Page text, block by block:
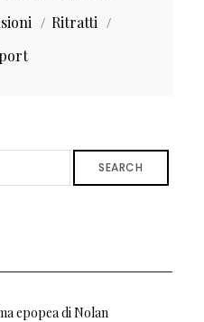
Ritratti
SEARCH
epopea di Nolan